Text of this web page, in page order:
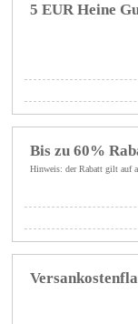
5 EUR Heine
Bis zu 60%
Hinweis: der Rabatt gilt auf